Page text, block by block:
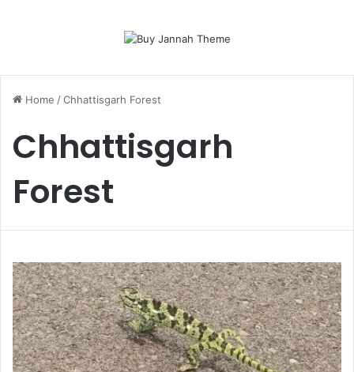
Home /Chhattisgarh Forest
Chhattisgarh
Forest